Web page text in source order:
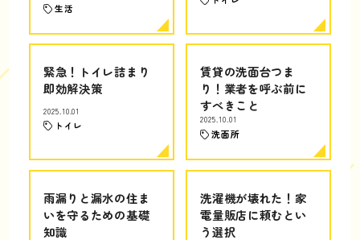
生活
緊急！トイレ詰まり
即効解決策
2025.10.01
トイレ
賃貸の洗面台つま
り！業者を呼ぶ前に
すべきこと
2025.10.01
洗面所
雨漏りと漏水の住ま
いを守るための基礎
知識
洗濯機が壊れた！家
電量販店に頼むとい
う選択